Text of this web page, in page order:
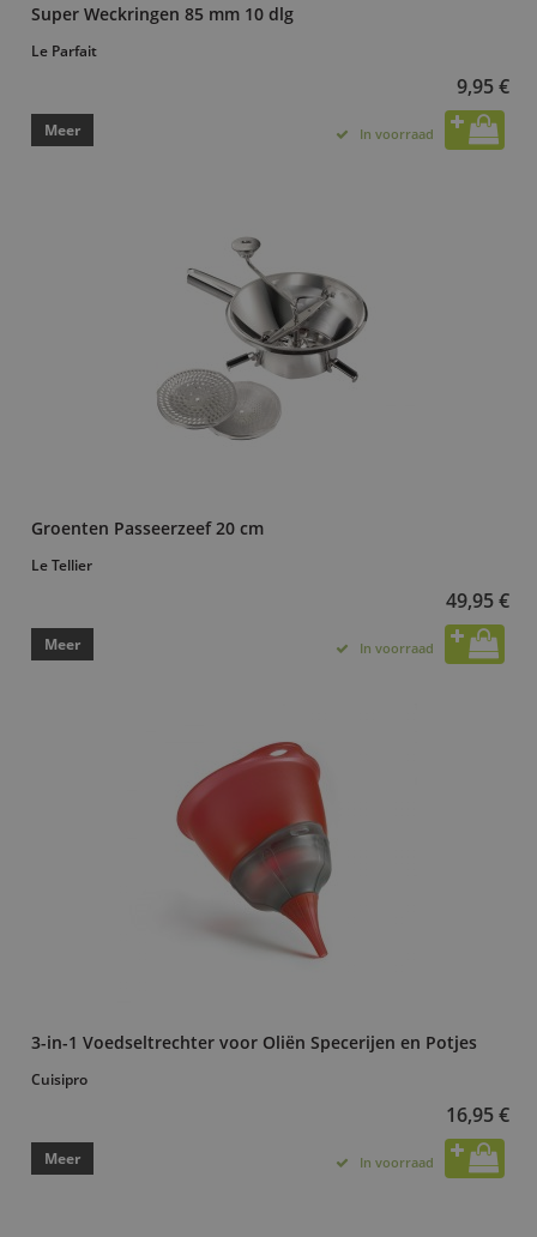
Super Weckringen 85 mm 10 dlg
Le Parfait
9,95 €
Meer In voorraad
Groenten Passeerzeef 20 cm
Le Tellier
49,95 €
Meer In voorraad
3-in-1 Voedseltrechter voor Oliën Specerijen en Potjes
Cuisipro
16,95 €
Meer In voorraad